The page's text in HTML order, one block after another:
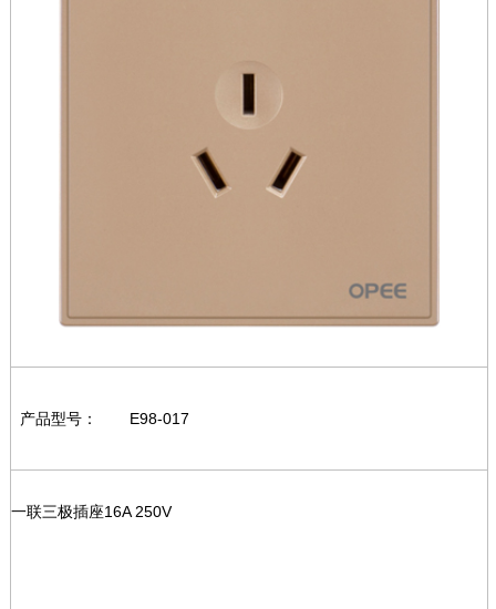
产品型号： E98-017
一联三极插座16A 250V